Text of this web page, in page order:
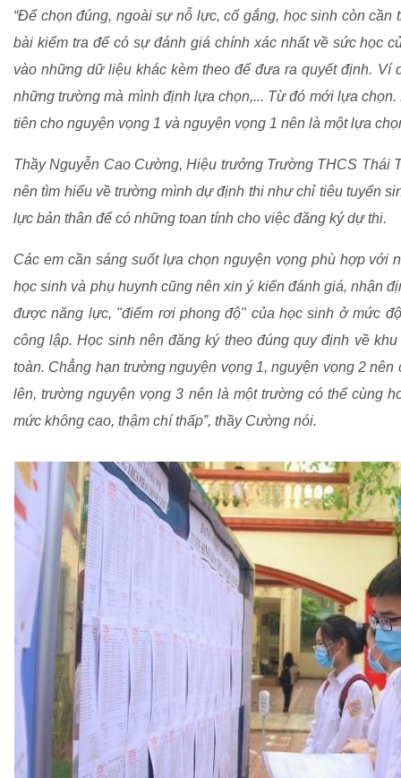
“Để chọn đúng, ngoài sự nỗ lực, cố gắng, học sinh còn
bài kiểm tra để có sự đánh giá chính xác nhất về sức học
vào những dữ liệu khác kèm theo để đưa ra quyết định. Ví
những trường mà mình định lựa chọn,... Từ đó mới lựa
tiên cho nguyện vọng 1 và nguyện vọng 1 nên là một lựa
Thầy Nguyễn Cao Cường, Hiệu trưởng Trường THCS Thái
nên tìm hiểu về trường mình dự định thi như chỉ tiêu tuyển
lực bản thân để có những toan tính cho việc đăng ký dự thi.
Các em cần sáng suốt lựa chọn nguyện vọng phù hợp với
học sinh và phụ huynh cũng nên xin ý kiến đánh giá, nhận
được năng lực, "điểm rơi phong độ" của học sinh ở mức
công lập. Học sinh nên đăng ký theo đúng quy định về
toàn. Chẳng hạn trường nguyện vọng 1, nguyện vọng 2
lên, trường nguyện vọng 3 nên là một trường có thể cùng
mức không cao, thậm chí thấp”, thầy Cường nói.